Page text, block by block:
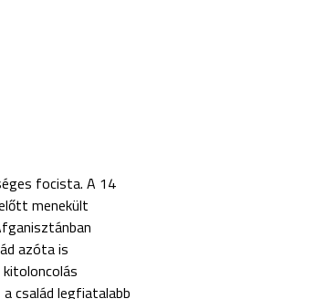
focista. A 14
menekült
azóta is
kitoloncolás
család legfiatalabb